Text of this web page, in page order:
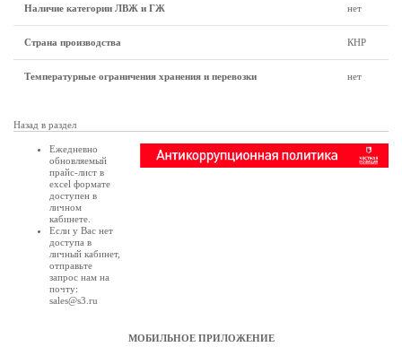
Наличие категории ЛВЖ и ГЖ нет
Страна производства КНР
Температурные ограничения хранения и перевозки нет
Назад в раздел
Ежедневно
обновляемый
прайс-лист в
excel формате
доступен в
личном
кабинете
Если у Вас нет
доступа в
личный кабинет,
отправьте
запрос нам на
почту:
sales@s3.ru
МОБИЛЬНОЕ ПРИЛОЖЕНИЕ